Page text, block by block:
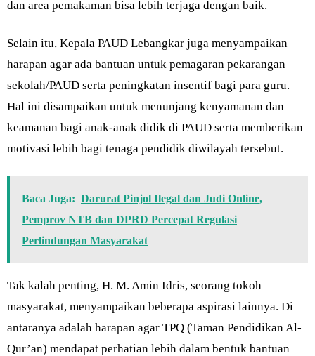
dan area pemakaman bisa lebih terjaga dengan baik.
Selain itu, Kepala PAUD Lebangkar juga menyampaikan
harapan agar ada bantuan untuk pemagaran pekarangan
sekolah/PAUD serta peningkatan insentif bagi para guru.
Hal ini disampaikan untuk menunjang kenyamanan dan
keamanan bagi anak-anak didik di PAUD serta memberikan
motivasi lebih bagi tenaga pendidik diwilayah tersebut.
Baca Juga: Darurat Pinjol Ilegal dan Judi Online,
Pemprov NTB dan DPRD Percepat Regulasi
Perlindungan Masyarakat
Tak kalah penting, H. M. Amin Idris, seorang tokoh
masyarakat, menyampaikan beberapa aspirasi lainnya. Di
antaranya adalah harapan agar TPQ (Taman Pendidikan Al-
Qur’an) mendapat perhatian lebih dalam bentuk bantuan